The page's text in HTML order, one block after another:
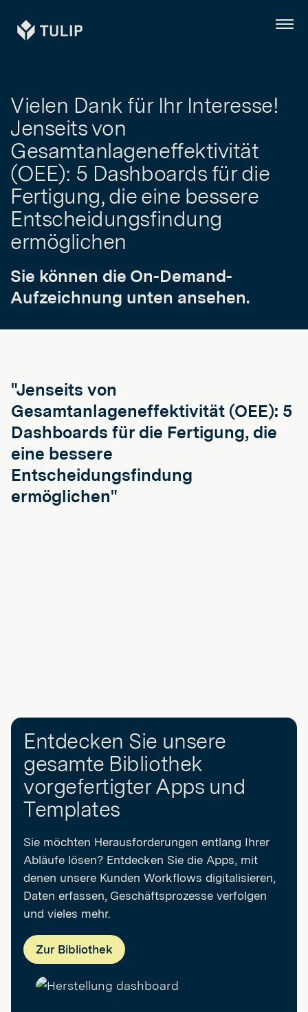
Tulip Menü
Vielen Dank für Ihr Interesse!
Jenseits von
Gesamtanlageneffektivität
(OEE): 5 Dashboards für die
Fertigung, die eine bessere
Entscheidungsfindung
ermöglichen
Sie können die On-Demand-
Aufzeichnung unten ansehen.
"Jenseits von
Gesamtanlageneffektivität (OEE): 5
Dashboards für die Fertigung, die
eine bessere
Entscheidungsfindung
ermöglichen"
Entdecken Sie unsere
gesamte Bibliothek
vorgefertigter Apps und
Templates
Sie möchten Herausforderungen entlang Ihrer
Abläufe lösen? Entdecken Sie die Apps, mit
denen unsere Kunden Workflows digitalisieren,
Daten erfassen, Geschäftsprozesse verfolgen
und vieles mehr.
Zur Bibliothek